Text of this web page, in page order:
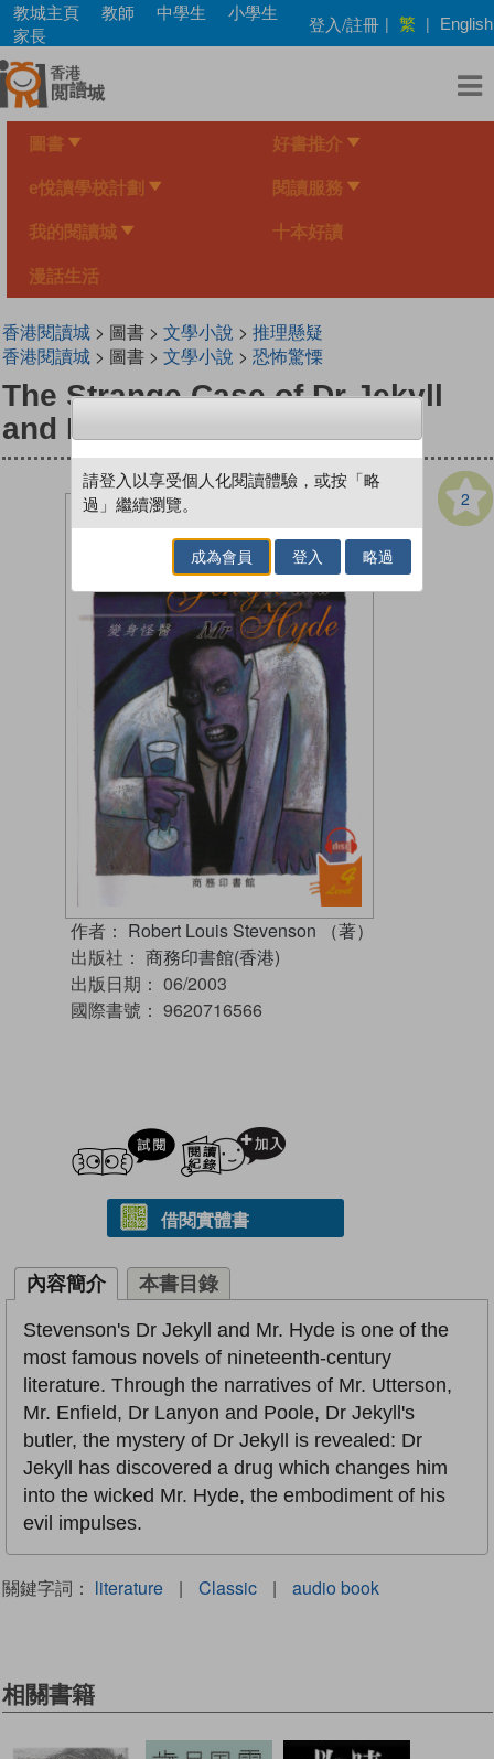
Skip
main
content
教城主頁 教師 中學生
小學生
家長
登入/註冊 | 繁 | English
圖書 好書推介
e悅讀學校計劃 閱讀服務
我的閱讀城 十本好讀
漫話生活
香港閱讀城> 圖書 > 文學小說 > 推理懸疑
香港閱讀城> 圖書 > 文學小說 > 恐怖驚慄
The Strange Case of Dr Jekyll
and Mr Hyde
2
作者： Robert Louis Stevenson （著）
出版社： 商務印書館(香港)
出版日期： 06/2003
國際書號： 9620716566
試閲
借閱實體書
內容簡介 本書目錄
Stevenson's Dr Jekyll and Mr. Hyde is one of the
most famous novels of nineteenth-century
literature. Through the narratives of Mr. Utterson,
Mr. Enfield, Dr Lanyon and Poole, Dr Jekyll's
butler, the mystery of Dr Jekyll is revealed: Dr
Jekyll has discovered a drug which changes him
into the wicked Mr. Hyde, the embodiment of his
evil impulses.
關鍵字詞： literature | Classic | audio book
相關書籍
請登入以享受個人化閱讀體驗，或按「略
過」繼續瀏覽。
成為會員 登入 略過